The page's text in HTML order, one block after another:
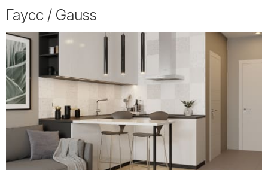
Гаусс / Gauss